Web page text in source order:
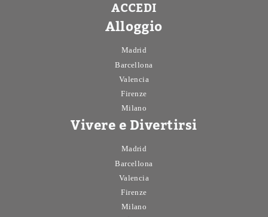
ACCEDI
Alloggio
Madrid
Barcellona
Valencia
Firenze
Milano
Vivere e Divertirsi
Madrid
Barcellona
Valencia
Firenze
Milano